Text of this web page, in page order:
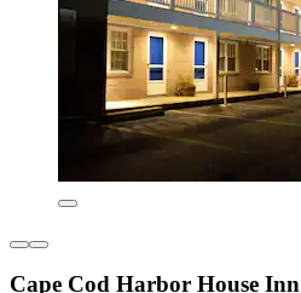
Cape Cod Harbor House Inn